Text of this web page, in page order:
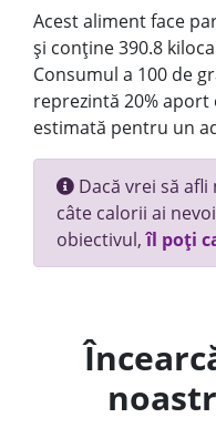
Acest aliment face
și conține 390.8
Consumul a 100 de
reprezintă 20%
estimată pentru un
Dacă vrei să
câte calorii ai
obiectivul,îl poți